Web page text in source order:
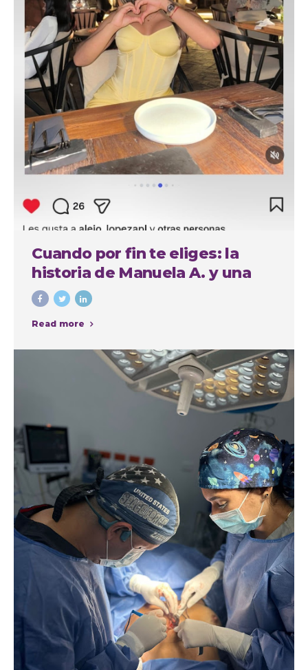
Cuando por fin te eliges: la
historia de Manuela A. y una
experiencia cuidada de
principio a fin
Read more